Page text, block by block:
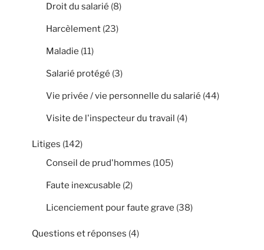
Droit du salarié (8)
Harcèlement (23)
Maladie (11)
Salarié protégé (3)
Vie privée / vie personnelle du salarié (44)
Visite de l'inspecteur du travail (4)
Litiges (142)
Conseil de prud'hommes (105)
Faute inexcusable (2)
Licenciement pour faute grave (38)
Questions et réponses (4)